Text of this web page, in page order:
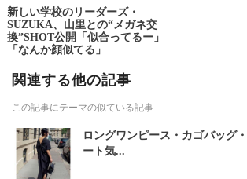
新しい学校のリーダーズ・
SUZUKA、山里との“メガネ交
換”SHOT公開「似合ってるー」
「なんか顔似てる」
関連する他の記事
この記事にテーマの似ている記事
ロングワンピース・カゴバッグ
ート気...